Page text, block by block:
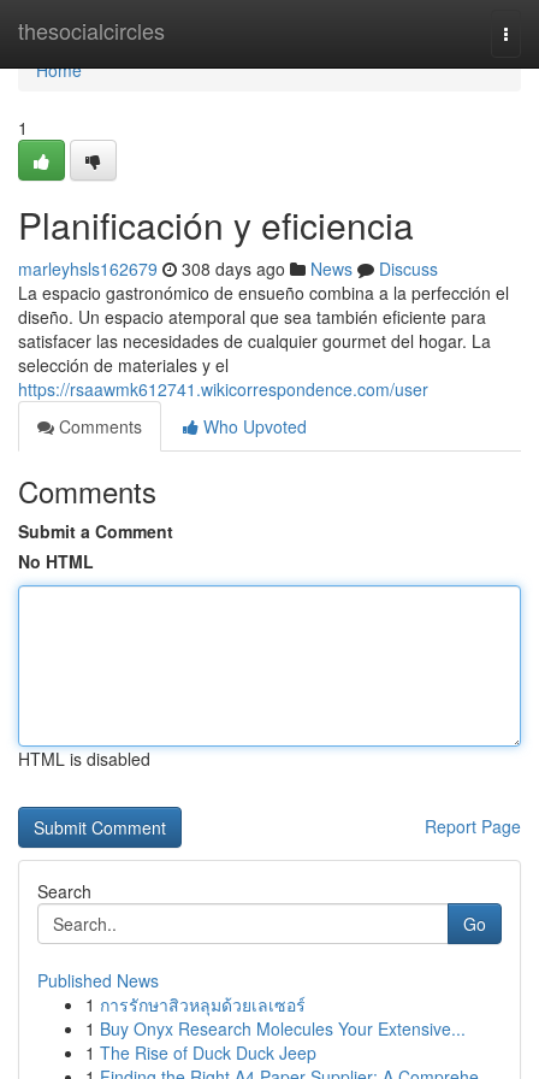
thesocialcircles
Home
Home
1
Planificación y eficiencia
marleyhsls162679 308 days ago News
Discuss
La espacio gastronómico de ensueño combina a la perfección el
diseño. Un espacio atemporal que sea también eficiente para
satisfacer las necesidades de cualquier gourmet del hogar. La
selección de materiales y el
https://rsaawmk612741.wikicorrespondence.com/user
Comments
Who Upvoted
Comments
Submit a Comment
No HTML
HTML is disabled
Report Page
Search
Go
Published News
1 การรักษาสิวหลุมด้วยเลเซอร์
1 Buy Onyx Research Molecules Your Extensive...
1 The Rise of Duck Duck Jeep